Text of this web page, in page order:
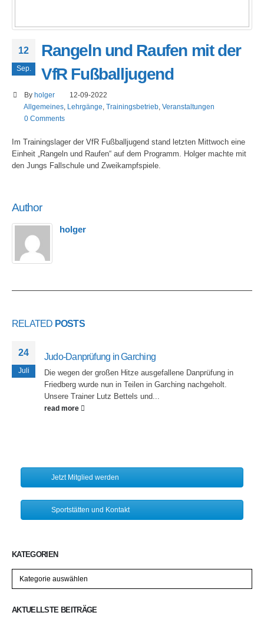
12
Sep.
Rangeln und Raufen mit der
VfR Fußballjugend
By holger
12-09-2022
Allgemeines, Lehrgänge Trainingsbetrieb, Veranstaltungen
0 Comments
Im Trainingslager der VfR Fußballjugend stand letzten Mittwoch eine
Einheit „Rangeln und Raufen“ auf dem Programm. Holger machte mit
den Jungs Fallschule und Zweikampfspiele.
Author
holger
RELATED POSTS
24
Juli
Judo-Danprüfung in Garching
Die wegen der großen Hitze ausgefallene Danprüfung in
Friedberg wurde nun in Teilen in Garching nachgeholt.
Unsere Trainer Lutz Bettels und...
read more
Jetzt Mitglied werden
Sportstätten und Kontakt
KATEGORIEN
AKTUELLSTE BEITRÄGE